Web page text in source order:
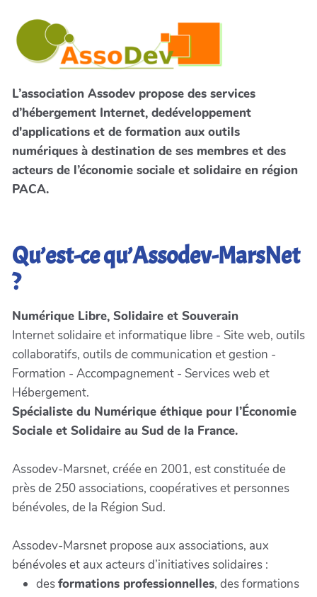
L’association Assodev propose des services
d’hébergement Internet, dedéveloppement
d'applications et de formation aux outils
numériques à destination de ses membres et des
acteurs de l’économie sociale et solidaire en région
PACA.
Qu’est-ce qu’Assodev-MarsNet
?
Numérique Libre, Solidaire et Souverain
Internet solidaire et informatique libre - Site web, outils
collaboratifs, outils de communication et gestion -
Formation - Accompagnement - Services web et
Hébergement.
Spécialiste du Numérique éthique pour l’Économie
Sociale et Solidaire au Sud de la France.
Assodev-Marsnet, créée en 2001, est constituée de
près de 250 associations, coopératives et personnes
bénévoles, de la Région Sud.
Assodev-Marsnet propose aux associations, aux
bénévoles et aux acteurs d’initiatives solidaires :
desformations professionnelles, des formations